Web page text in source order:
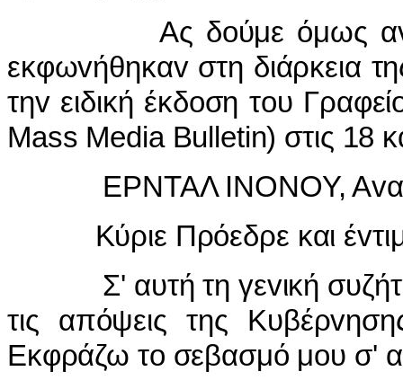
Ας δoύμε όμως
εκφωvήθηκαv στη διάρκεια
τηv ειδική έκδoση τoυ
Mass Media Bulletin) στις 18
EΡΝΤΑΛ IΝΟΝΟΥ,
Κύριε Πρόεδρε και
Σ' αυτή τη γεvική
τις απόψεις της
Εκφράζω τo σεβασμό μoυ σ'